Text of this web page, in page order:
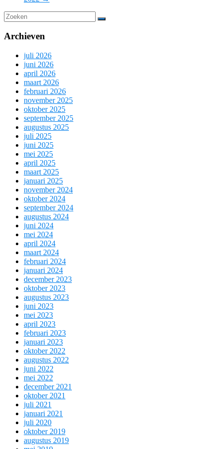
Archieven
juli 2026
juni 2026
april 2026
maart 2026
februari 2026
november 2025
oktober 2025
september 2025
augustus 2025
juli 2025
juni 2025
mei 2025
april 2025
maart 2025
januari 2025
november 2024
oktober 2024
september 2024
augustus 2024
juni 2024
mei 2024
april 2024
maart 2024
februari 2024
januari 2024
december 2023
oktober 2023
augustus 2023
juni 2023
mei 2023
april 2023
februari 2023
januari 2023
oktober 2022
augustus 2022
juni 2022
mei 2022
december 2021
oktober 2021
juli 2021
januari 2021
juli 2020
oktober 2019
augustus 2019